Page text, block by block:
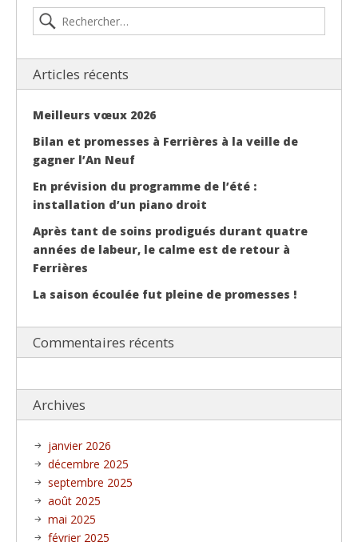
Articles récents
Meilleurs vœux 2026
Bilan et promesses à Ferrières à la veille de
gagner l’An Neuf
En prévision du programme de l’été :
installation d’un piano droit
Après tant de soins prodigués durant quatre
années de labeur, le calme est de retour à
Ferrières
La saison écoulée fut pleine de promesses !
Commentaires récents
Archives
janvier 2026
décembre 2025
septembre 2025
août 2025
mai 2025
février 2025